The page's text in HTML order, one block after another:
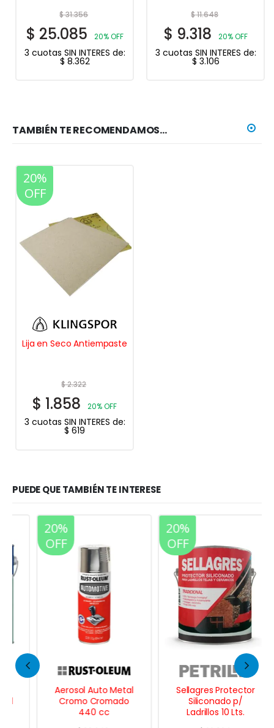
$31.356
$ 25.085 20% OFF
3 cuotas SIN INTERES de:
$ 8.362
$11.648
$ 9.318 20% OFF
3 cuotas SIN INTERES de:
$ 3.106
TAMBIÉN TE RECOMENDAMOS…
20%
OFF
Lija en Seco Antiempaste
$2.322
$ 1.858 20% OFF
3 cuotas SIN INTERES de:
$ 619
PUEDE QUE TAMBIÉN TE INTERESE
20%
OFF
Aerosol Auto Metal
Cromo Cromado
440 cc
20%
OFF
Sellagres Protector
Siliconado p/
Ladrillos 10 Lts.